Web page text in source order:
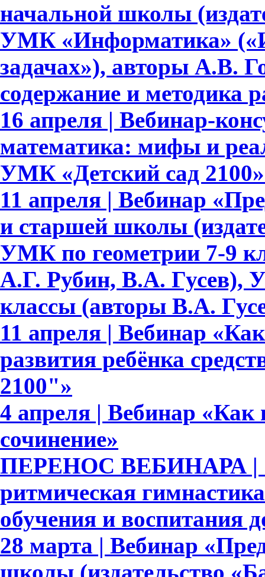
начальной школы
УМК «Информатика»
задачах»), авторы А.В.
содержание и методика
16 апреля | Вебинар-
математика: мифы и
УМК «Детский сад
11 апреля | Вебинар
и старшей школы
УМК по геометрии 7-9
А.Г. Рубин, В.А. Гусев),
классы (авторы В.А.
11 апреля | Вебинар
развития ребёнка
2100"»
4 апреля | Вебинар «Как
сочинение»
ПЕРЕНОС ВЕБИНАРА |
ритмическая
обучения и воспитания
28 марта | Вебинар